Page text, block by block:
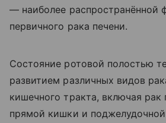
— наиболее распространённой
первичного рака печени.
Состояние ротовой полостью
развитием различных видов
кишечного тракта, включая рак
прямой кишки и